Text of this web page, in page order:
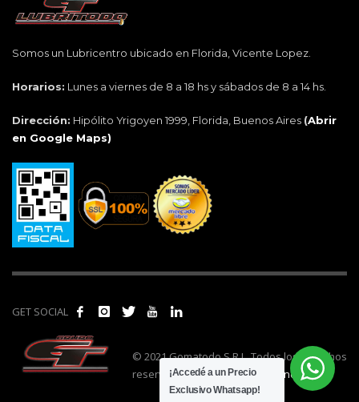
Somos un Lubricentro ubicado en Florida, Vicente Lopez.
Horarios: Lunes a viernes de 8 a 18 hs y sábados de 8 a 14 hs.
Dirección: Hipólito Yrigoyen 1999, Florida, Buenos Aires (Abrir
en Google Maps)
GET SOCIAL
© 2021 Gomatodo S.R.L. Todos los derechos
reservados. | Realizado por
cónclave.
¡Accedé a un Precio
Exclusivo Whatsapp!